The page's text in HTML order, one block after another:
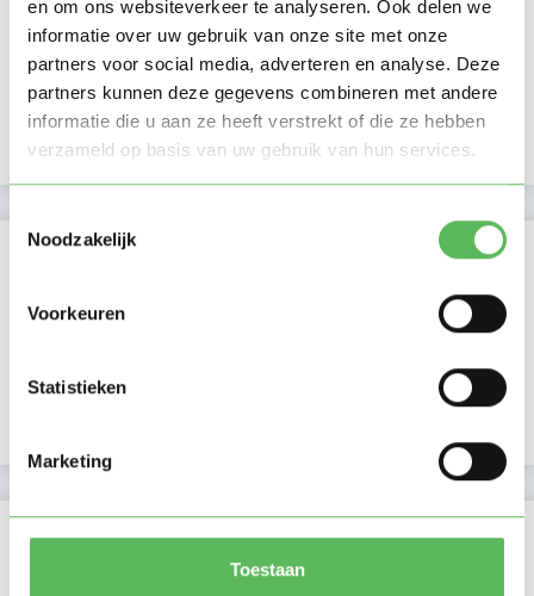
en om ons websiteverkeer te analyseren. Ook delen we
informatie over uw gebruik van onze site met onze
partners voor social media, adverteren en analyse. Deze
partners kunnen deze gegevens combineren met andere
informatie die u aan ze heeft verstrekt of die ze hebben
verzameld op basis van uw gebruik van hun services.
Noodzakelijk
Voorkeuren
Statistieken
Marketing
Toestaan
Ochtend
Avond
Nacht
NIEUW
Activiteit op Oppasland
Laatste activiteit 05-08-2026
Verificaties
E-mailadres is geverifieerd